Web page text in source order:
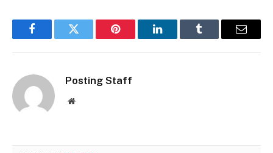
FacebookTwitter Pinterest LinkedInTumblr Email
Posting Staff
Website